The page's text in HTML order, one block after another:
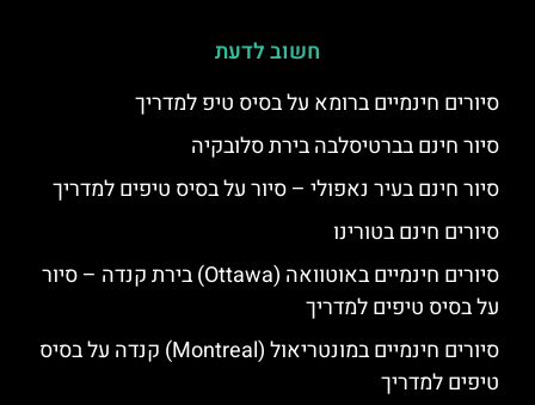
חשוב לדעת
סיורים חינמיים ברומא על בסיס טיפ למדריך
סיור חינם בברטיסלבה בירת סלובקיה
סיור חינם בעיר נאפולי – סיור על בסיס טיפים למדריך
סיורים חינם בטורינו
סיורים חינמיים באוטוואה (Ottawa) בירת קנדה – סיור
על בסיס טיפים למדריך
סיורים חינמיים במונטריאול (Montreal) קנדה על בסיס
טיפים למדריך